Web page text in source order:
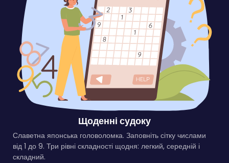
Щоденні судоку
Славетна японська головоломка. Заповніть сітку числами
від 1 до 9. Три рівні складності щодня: легкий, середній і
складний.